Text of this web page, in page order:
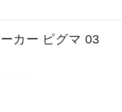
カー ピグマ 03